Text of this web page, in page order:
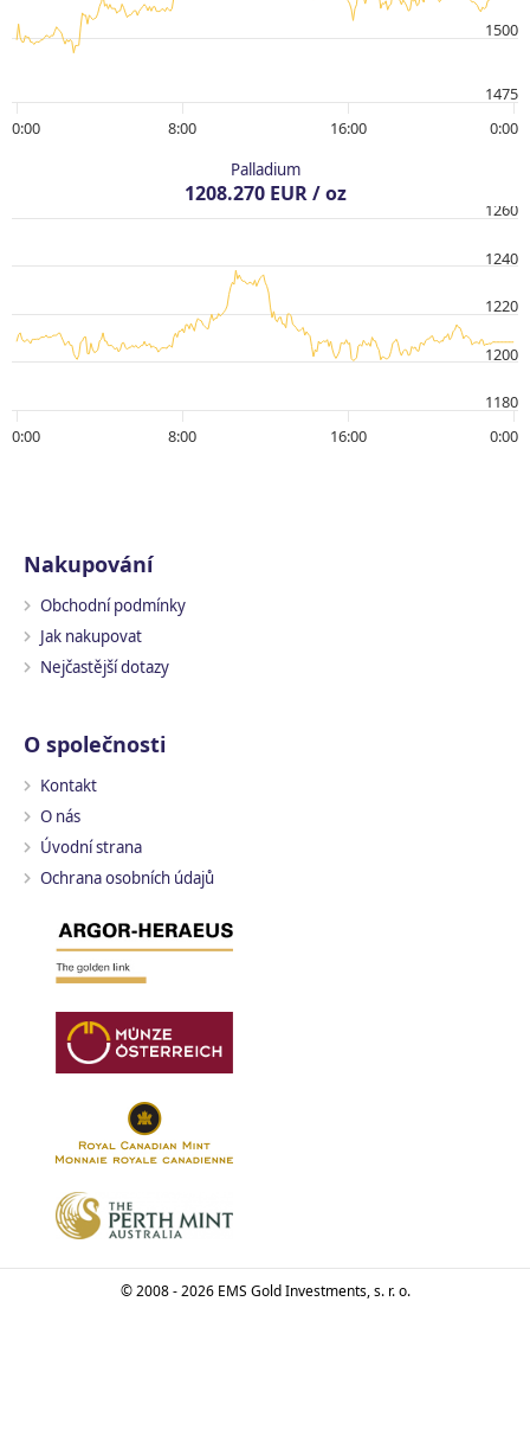
0:00 8:00 16:00 0:00
1475
1500
Palladium
1208.270 EUR / oz
0:00 8:00 16:00 0:00
1180
1200
1220
1240
1260
Nakupování
Obchodní podmínky
Jak nakupovat
Nejčastější dotazy
O společnosti
Kontakt
O nás
Úvodní strana
Ochrana osobních údajů
© 2008 - 2026 EMS Gold Investments, s. r. o.